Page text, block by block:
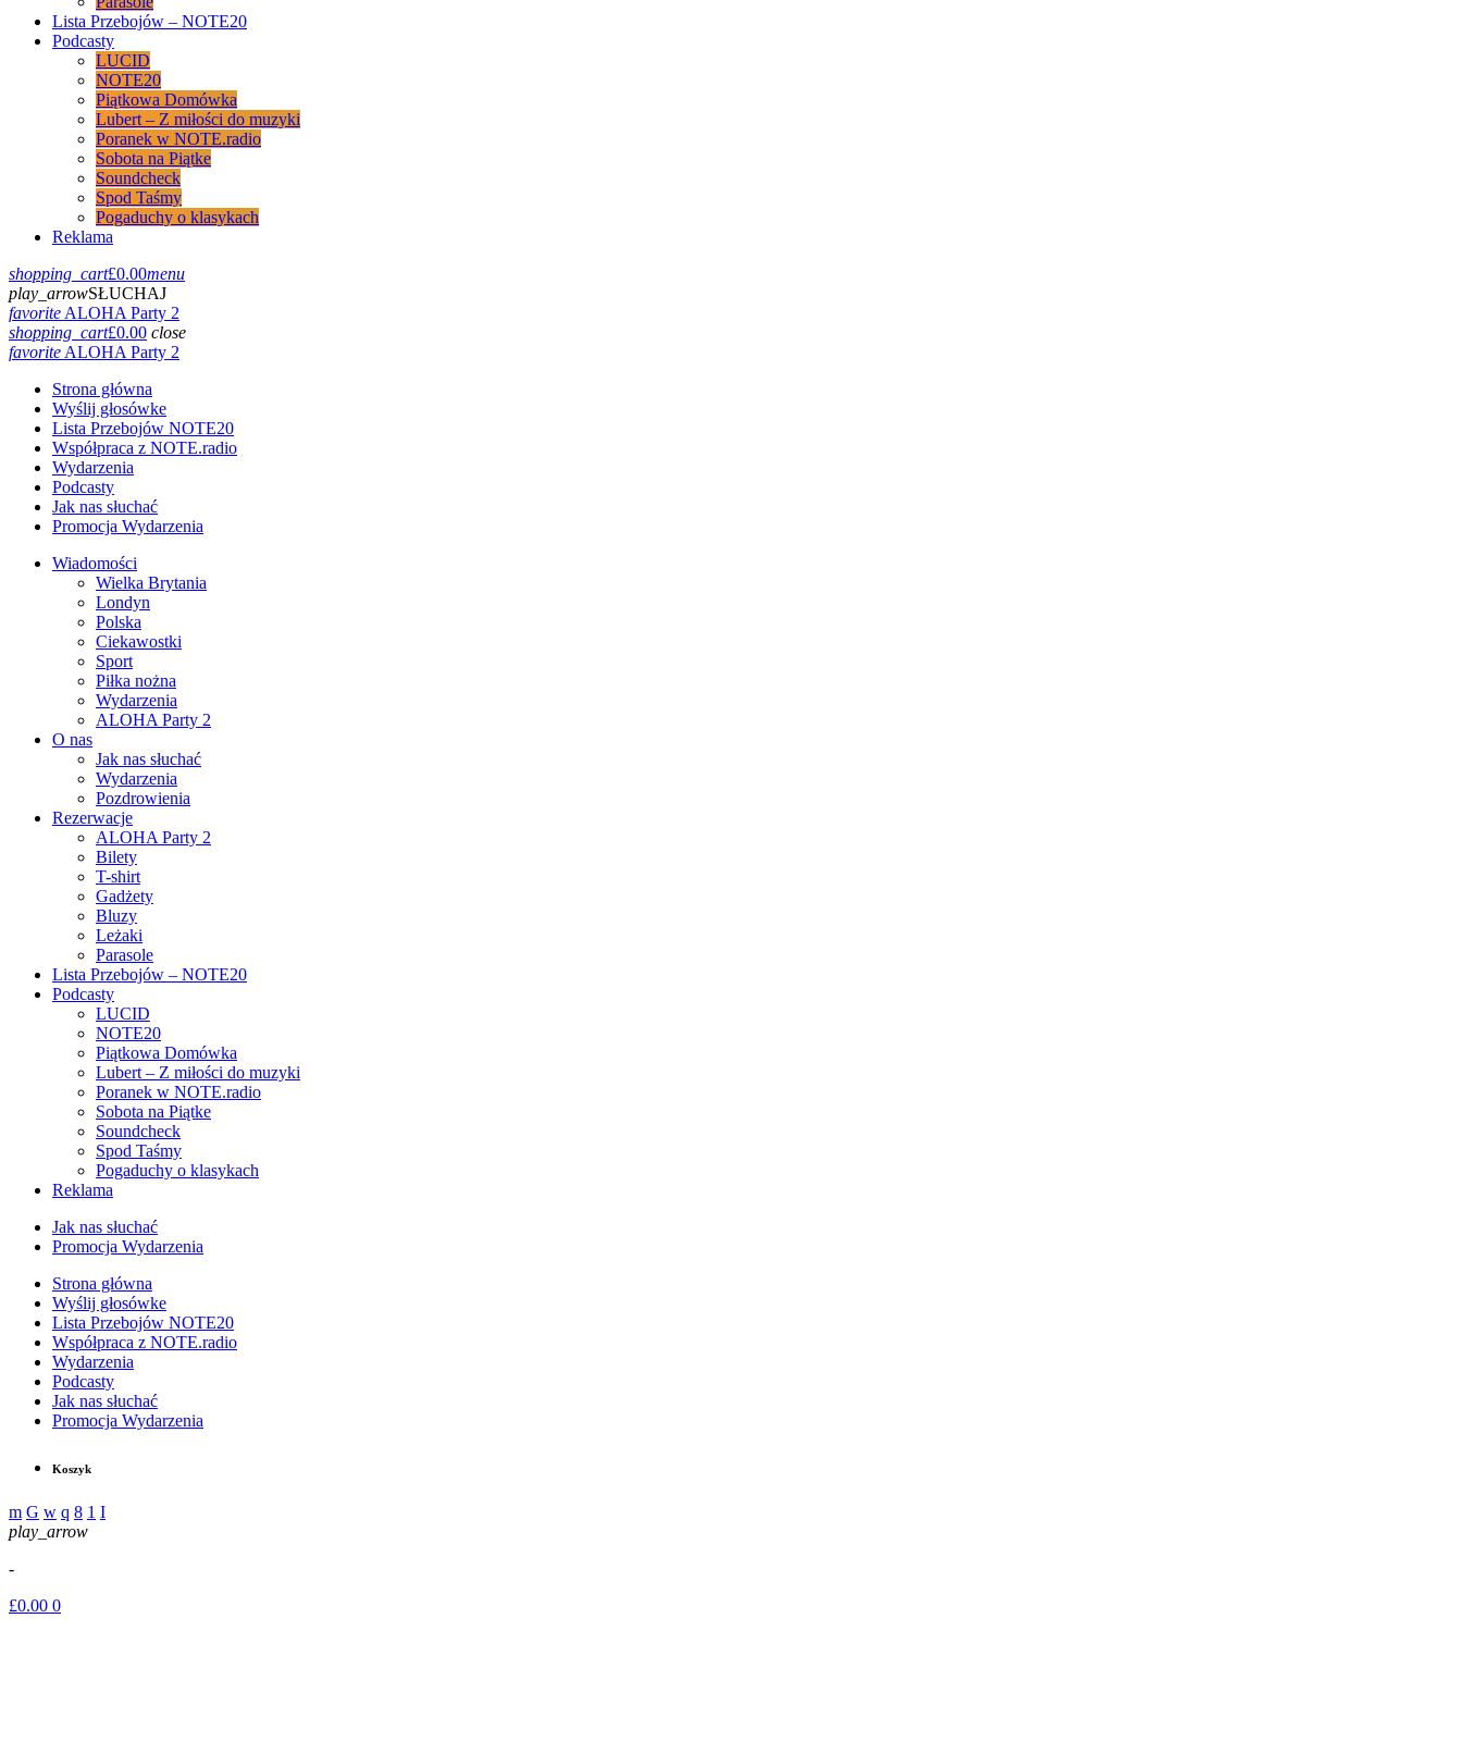
Lista Przebojów – NOTE20
Podcasty
LUCID
NOTE20
Piątkowa Domówka
Lubert – Z miłości do muzyki
Poranek w NOTE.radio
Sobota na Piątke
Soundcheck
Spod Taśmy
Pogaduchy o klasykach
Reklama
shopping_cart£0.00menu
play_arrowSŁUCHAJ
favoriteALOHA Party 2
shopping_cart£0.00 close
favoriteALOHA Party 2
Strona główna
Wyślij głosówke
Lista Przebojów NOTE20
Współpraca z NOTE.radio
Wydarzenia
Podcasty
Jak nas słuchać
Promocja Wydarzenia
Wiadomości
Wielka Brytania
Londyn
Polska
Ciekawostki
Sport
Piłka nożna
Wydarzenia
ALOHA Party 2
O nas
Jak nas słuchać
Wydarzenia
Pozdrowienia
Rezerwacje
ALOHA Party 2
Bilety
T-shirt
Gadżety
Bluzy
Leżaki
Parasole
Lista Przebojów – NOTE20
Podcasty
LUCID
NOTE20
Piątkowa Domówka
Lubert – Z miłości do muzyki
Poranek w NOTE.radio
Sobota na Piątke
Soundcheck
Spod Taśmy
Pogaduchy o klasykach
Reklama
Jak nas słuchać
Promocja Wydarzenia
Strona główna
Wyślij głosówke
Lista Przebojów NOTE20
Współpraca z NOTE.radio
Wydarzenia
Podcasty
Jak nas słuchać
Promocja Wydarzenia
Koszyk
play_arrow
-
£0.00 0